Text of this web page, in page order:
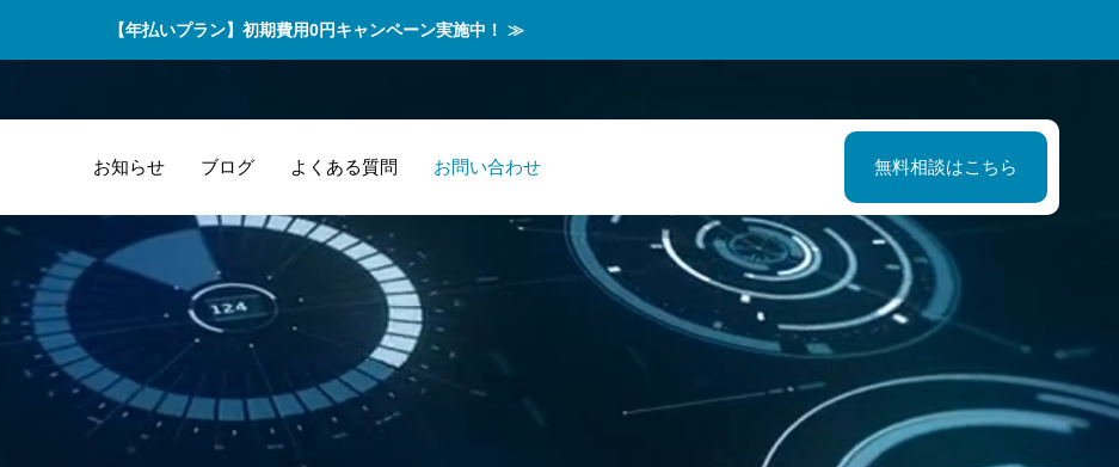
【年払いプラン】初期費用0円キャンペーン実施中！ ≫
お知らせ ブログ よくある質問 お問い合わせ 無料相談はこちら